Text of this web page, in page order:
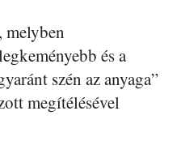
melyben
és a
szén az anyaga”
megítélésével